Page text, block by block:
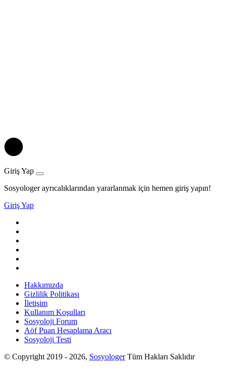
Giriş Yap
Sosyologer ayrıcalıklarından yararlanmak için hemen giriş yapın!
Giriş Yap
Hakkımızda
Gizlilik Politikası
İletişim
Kullanım Koşulları
Sosyoloji Forum
Aöf Puan Hesaplama Aracı
Sosyoloji Testi
© Copyright 2019 - 2026, SosyologerTüm Hakları Saklıdır